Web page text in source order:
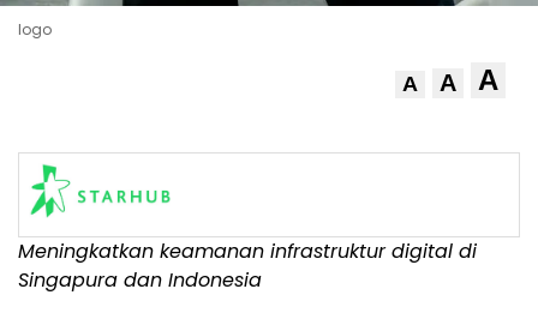
logo
A A A
Meningkatkan keamanan infrastruktur digital di
Singapura dan Indonesia